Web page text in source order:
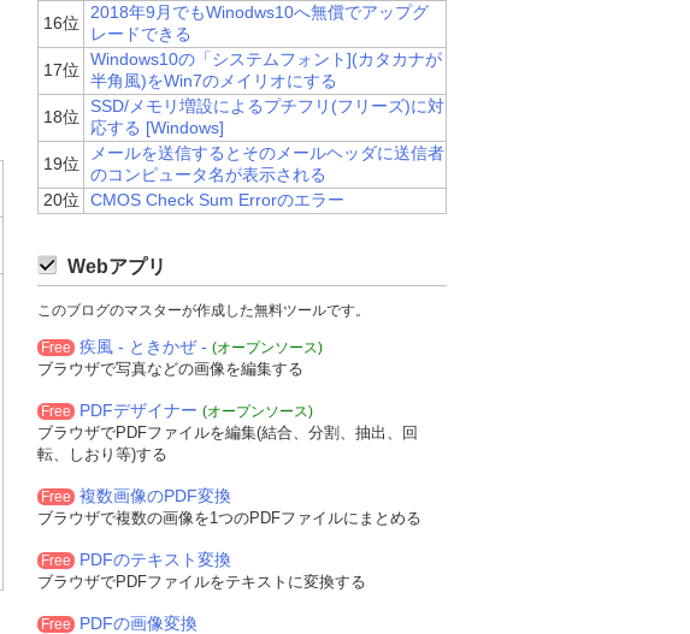
16位
2018年9月でもWinodws10へ無償でアップグ
レードできる
17位
Windows10の「システムフォント](カタカナが
半角風)をWin7のメイリオにする
18位
SSD/メモリ増設によるプチフリ(フリーズ)に対
応する [Windows]
19位
メールを送信するとそのメールヘッダに送信者
のコンピュータ名が表示される
20位
CMOS Check Sum Errorのエラー
Webアプリ
このブログのマスターが作成した無料ツールです。
Free 疾風 - ときかぜ - (オープンソース)
ブラウザで写真などの画像を編集する
Free PDFデザイナー (オープンソース)
ブラウザでPDFファイルを編集(結合、分割、抽出、回
転、しおり等)する
Free 複数画像のPDF変換
ブラウザで複数の画像を1つのPDFファイルにまとめる
Free PDFのテキスト変換
ブラウザでPDFファイルをテキストに変換する
Free PDFの画像変換